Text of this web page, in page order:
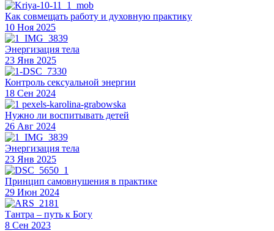
Как совмещать работу и духовную практику
10 Ноя 2025
Энергизация тела
23 Янв 2025
Контроль сексуальной энергии
18 Сен 2024
Нужно ли воспитывать детей
26 Авг 2024
Энергизация тела
23 Янв 2025
Принцип самовнушения в практике
29 Июн 2024
Тантра – путь к Богу
8 Сен 2023